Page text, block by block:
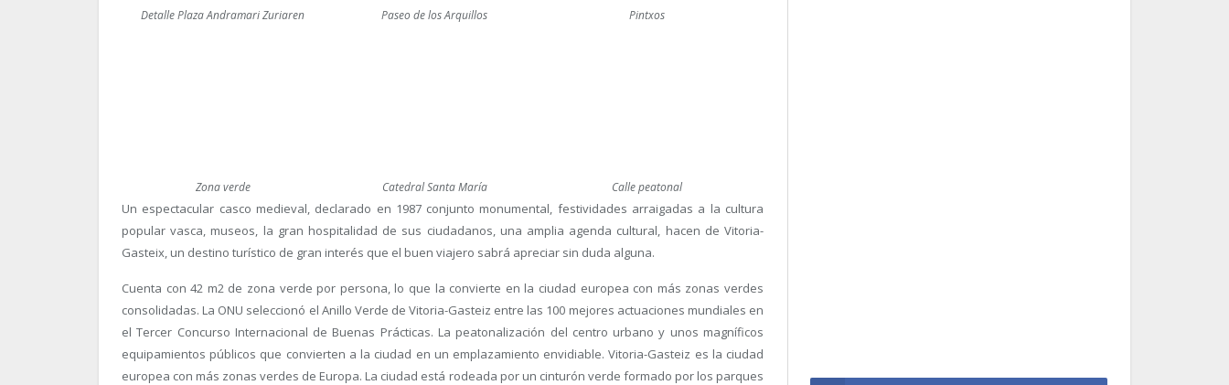
Detalle Plaza Andramari Zuriaren Paseo de los Arquillos Pintxos
Zona verde Catedral Santa María Calle peatonal
Un espectacular casco medieval, declarado en 1987 conjunto monumental, festividades arraigadas a la cultura
popular vasca, museos, la gran hospitalidad de sus ciudadanos, una amplia agenda cultural, hacen de Vitoria-
Gasteix, un destino turístico de gran interés que el buen viajero sabrá apreciar sin duda alguna.
Cuenta con 42 m2 de zona verde por persona, lo que la convierte en la ciudad europea con más zonas verdes
consolidadas. La ONU seleccionó el Anillo Verde de Vitoria-Gasteiz entre las 100 mejores actuaciones mundiales en
el Tercer Concurso Internacional de Buenas Prácticas. La peatonalización del centro urbano y unos magníficos
equipamientos públicos que convierten a la ciudad en un emplazamiento envidiable. Vitoria-Gasteiz es la ciudad
europea con más zonas verdes de Europa. La ciudad está rodeada por un cinturón verde formado por los parques